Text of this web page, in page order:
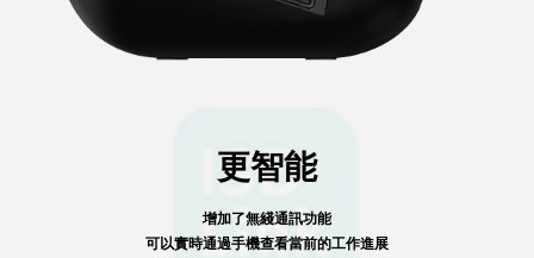
更智能
增加了無綫通訊功能
可以實時通過手機查看當前的工作進展